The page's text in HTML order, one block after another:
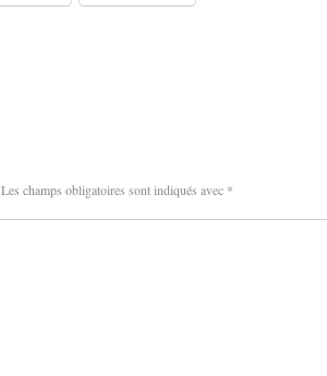
Les champs obligatoires sont indiqués avec *